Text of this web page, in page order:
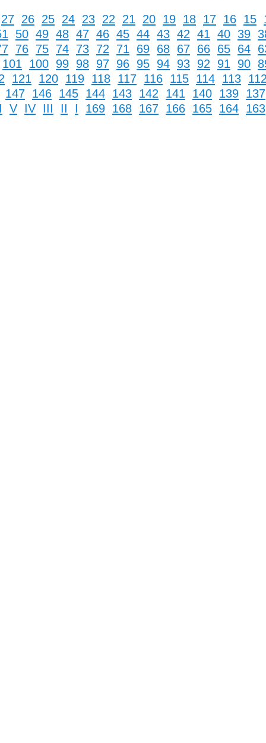
15
16
17
18
19
20
21
22
23
24
25
26
27
39
40
41
42
43
44
45
46
47
48
49
50
64
65
66
67
68
69
71
72
73
74
75
76
90
91
92
93
94
95
96
97
98
99
100
101
113
114
115
116
117
118
119
120
121
137
139
140
141
142
143
144
145
146
147
163
164
165
166
167
168
169
V IV III II I